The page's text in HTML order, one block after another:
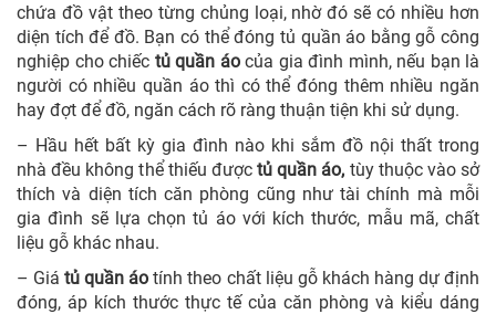
chứa đồ vật theo từng chủng loại, nhờ đó sẽ có nhiều hơn
diện tích để đồ. Bạn có thể đóng tủ quần áo bằng gỗ công
nghiệp cho chiếc tủ quần áocủa gia đình mình, nếu bạn là
người có nhiều quần áo thì có thể đóng thêm nhiều ngăn
hay đợt để đồ, ngăn cách rõ ràng thuận tiện khi sử dụng.
– Hầu hết bất kỳ gia đình nào khi sắm đồ nội thất trong
nhà đều không thể thiếu được tủ quần áo, tùy thuộc vào sở
thích và diện tích căn phòng cũng như tài chính mà mỗi
gia đình sẽ lựa chọn tủ áo với kích thước, mẫu mã, chất
liệu gỗ khác nhau.
– Giátủ quần áo tính theo chất liệu gỗ khách hàng dự định
đóng, áp kích thước thực tế của căn phòng và kiểu dáng